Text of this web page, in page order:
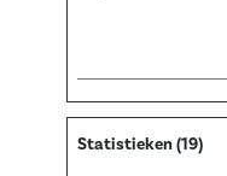
Statistieken (19)